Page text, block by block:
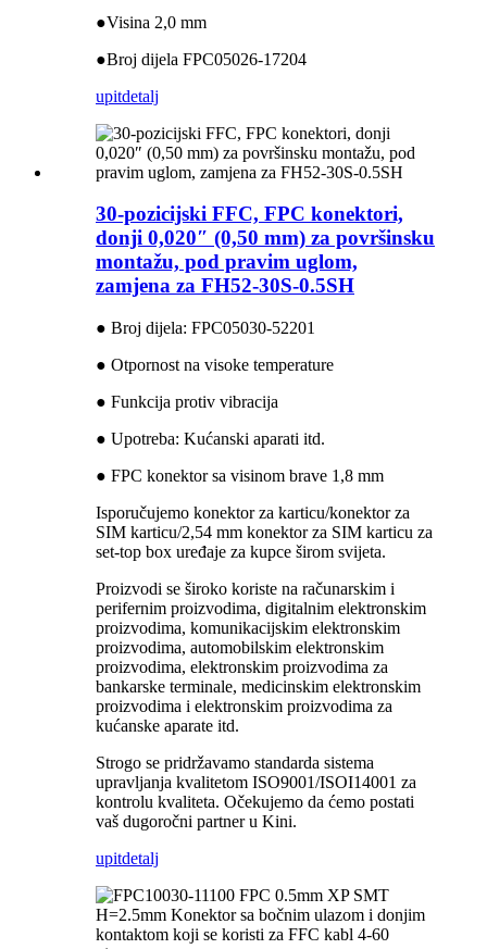
●Visina 2,0 mm
●Broj dijela FPC05026-17204
upitdetalj
30-pozicijski FFC, FPC konektori,
donji 0,020″ (0,50 mm) za površinsku
montažu, pod pravim uglom,
zamjena za FH52-30S-0.5SH
● Broj dijela: FPC05030-52201
● Otpornost na visoke temperature
● Funkcija protiv vibracija
● Upotreba: Kućanski aparati itd.
● FPC konektor sa visinom brave 1,8 mm
Isporučujemo konektor za karticu/konektor za
SIM karticu/2,54 mm konektor za SIM karticu za
set-top box uređaje za kupce širom svijeta.
Proizvodi se široko koriste na računarskim i
perifernim proizvodima, digitalnim elektronskim
proizvodima, komunikacijskim elektronskim
proizvodima, automobilskim elektronskim
proizvodima, elektronskim proizvodima za
bankarske terminale, medicinskim elektronskim
proizvodima i elektronskim proizvodima za
kućanske aparate itd.
Strogo se pridržavamo standarda sistema
upravljanja kvalitetom ISO9001/ISOI14001 za
kontrolu kvaliteta. Očekujemo da ćemo postati
vaš dugoročni partner u Kini.
upitdetalj